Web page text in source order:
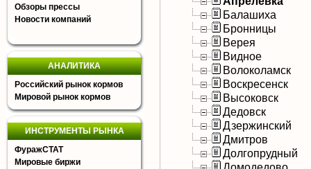
Обзоры прессы
Новости компаний
АНАЛИТИКА
Российский рынок кормов
Мировой рынок кормов
ИНСТРУМЕНТЫ РЫНКА
ФуражСТАТ
Мировые биржи
Балашиха
Бронницы
Верея
Видное
Волоколамск
Воскресенск
Высоковск
Дедовск
Дзержинский
Дмитров
Долгопрудный